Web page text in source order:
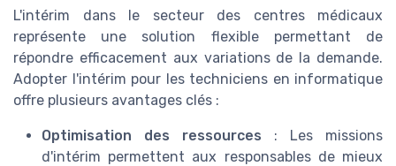
L'intérim dans le secteur des centres médicaux
représente une solution flexible permettant de
répondre efficacement aux variations de la demande.
Adopter l'intérim pour les techniciens en informatique
offre plusieurs avantages clés :
Optimisation des ressources : Les missions
d'intérim permettent aux responsables de mieux